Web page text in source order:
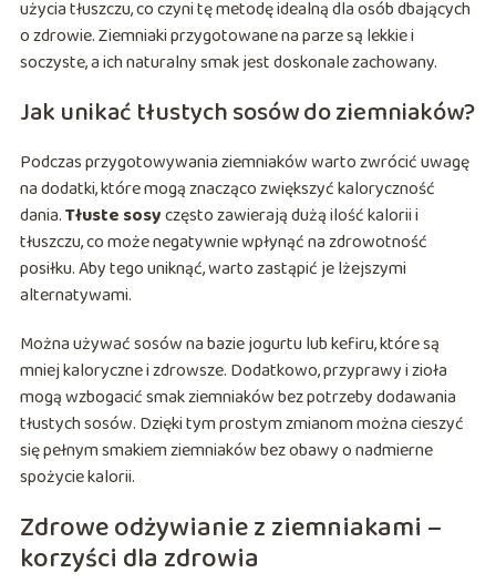
użycia tłuszczu, co czyni tę metodę idealną dla osób dbających
o zdrowie. Ziemniaki przygotowane na parze są lekkie i
soczyste, a ich naturalny smak jest doskonale zachowany.
Jak unikać tłustych sosów do ziemniaków?
Podczas przygotowywania ziemniaków warto zwrócić uwagę
na dodatki, które mogą znacząco zwiększyć kaloryczność
dania.Tłuste sosyczęsto zawierają dużą ilość kalorii i
tłuszczu, co może negatywnie wpłynąć na zdrowotność
posiłku. Aby tego uniknąć, warto zastąpić je lżejszymi
alternatywami.
Można używać sosów na bazie jogurtu lub kefiru, które są
mniej kaloryczne i zdrowsze. Dodatkowo, przyprawy i zioła
mogą wzbogacić smak ziemniaków bez potrzeby dodawania
tłustych sosów. Dzięki tym prostym zmianom można cieszyć
się pełnym smakiem ziemniaków bez obawy o nadmierne
spożycie kalorii.
Zdrowe odżywianie z ziemniakami –
korzyści dla zdrowia